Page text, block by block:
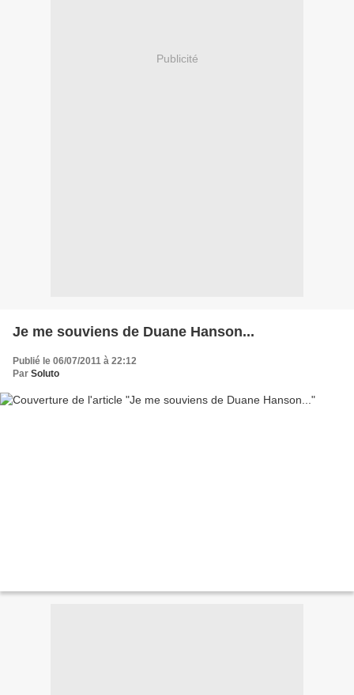
Publicité
Je me souviens de Duane Hanson...
Publié le 06/07/2011 à 22:12
Par Soluto